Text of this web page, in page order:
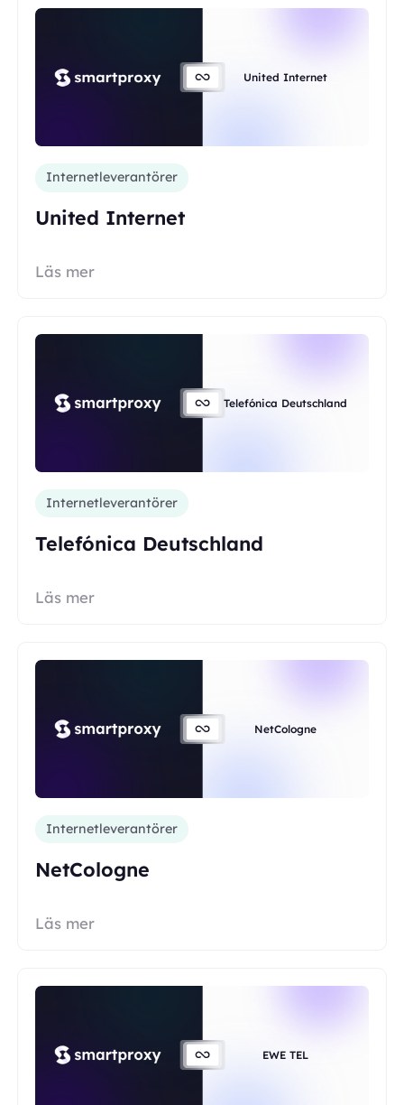
United Internet
Internetleverantörer
United Internet
Läs mer
Telefónica Deutschland
Internetleverantörer
Telefónica Deutschland
Läs mer
NetCologne
Internetleverantörer
NetCologne
Läs mer
EWE TEL